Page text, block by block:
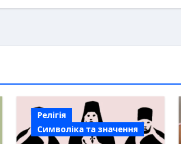
Релігія
Символіка та значення